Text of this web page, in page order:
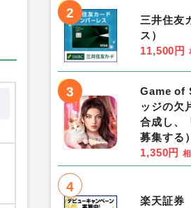
2
三井住友
ス）
11,500円
3
Game of
ッジの欠
合成し、
募集する
1,350円
4
楽天証券